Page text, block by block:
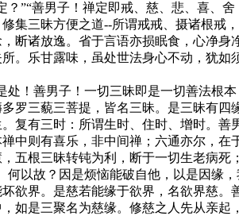
”“善男子！禅定即戒、慈、悲、喜、
集三昧方便之道--所谓戒戒、摄诸根戒
断诸放逸。省于言语亦损眠食，心净
。乐甘露味，虽处世法身心不动，犹
！善男子！一切三昧即是一切善法根
罗三藐三菩提，皆名三昧。是三昧有
复有三时：所谓生时、住时、增时。
中则有喜乐，非中间禅；六通亦尔，
五根三昧转钝为利，断于一切生老病死
以故？因是烦恼能破自他，以是因
欲界。是慈若能缘于欲界，名欲界慈
如是三聚名为慈缘。修慈之人先从亲